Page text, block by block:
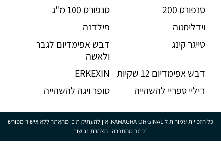
סנפורס 200
סנפורס 100 מ"ג
וידליסטה
פילדנה
טייגר קינג
דבש אפימדיום לגבר
ולאשה
דבש אפימדיום 12 שקיות
ERKEXIN
דיליי ספריי להשהייה
סופר ויגה להשהייה
כל הזכויות שמורות ל KAMAGRA ORIGINAL. אין להעתיק תוכן מהאתר ללא אישור מפורש
בכתב מהחברה | הצהרת נגישות